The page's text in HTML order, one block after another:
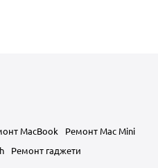
MacBook
Ремонт Mac Mini
Ремонт гаджети